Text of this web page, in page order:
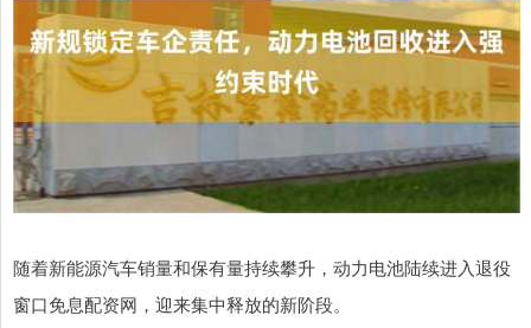
随着新能源汽车销量和保有量持续攀升，动力电池陆续进入退役
窗口免息配资网，迎来集中释放的新阶段。